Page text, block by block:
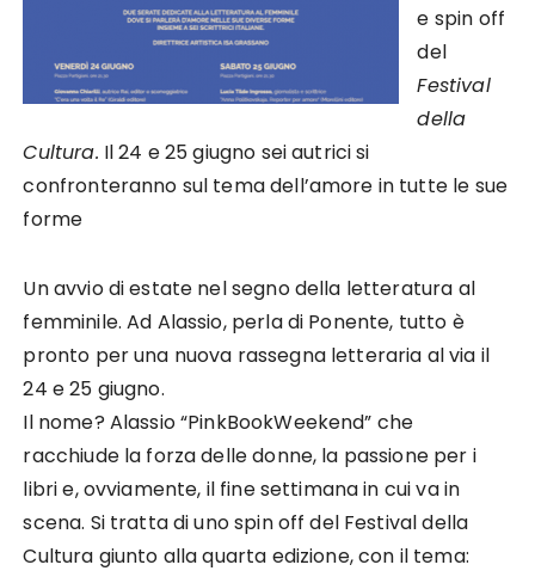
e spin off
del
Festival
della
Cultura. Il 24 e 25 giugno sei autrici si
confronteranno sul tema dell’amore in tutte le sue
forme
Un avvio di estate nel segno della letteratura al
femminile. Ad Alassio, perla di Ponente, tutto è
pronto per una nuova rassegna letteraria al via il
24 e 25 giugno.
Il nome? Alassio “PinkBookWeekend” che
racchiude la forza delle donne, la passione per i
libri e, ovviamente, il fine settimana in cui va in
scena. Si tratta di uno spin off del Festival della
Cultura giunto alla quarta edizione, con il tema: